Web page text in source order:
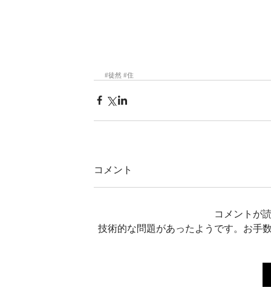
#徒然 #住
コメント
コメントが
技術的な問題があったようです。お手